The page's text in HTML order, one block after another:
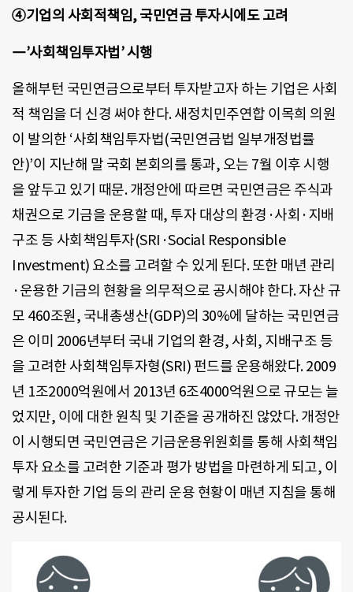
④기업의 사회적책임, 국민연금 투자시에도 고려
―’사회책임투자법’ 시행
올해부턴 국민연금으로부터 투자받고자 하는 기업은 사회
적 책임을 더 신경 써야 한다. 새정치민주연합 이목희 의원
이 발의한 ‘사회책임투자법(국민연금법 일부개정법률
안)’이 지난해 말 국회 본회의를 통과, 오는 7월 이후 시행
을 앞두고 있기 때문. 개정안에 따르면 국민연금은 주식과
채권으로 기금을 운용할 때, 투자 대상의 환경·사회·지배
구조 등 사회책임투자(SRI·Social Responsible
Investment) 요소를 고려할 수 있게 된다. 또한 매년 관리
·운용한 기금의 현황을 의무적으로 공시해야 한다. 자산 규
모 460조원, 국내총생산(GDP)의 30%에 달하는 국민연금
은 이미 2006년부터 국내 기업의 환경, 사회, 지배구조 등
을 고려한 사회책임투자형(SRI) 펀드를 운용해왔다. 2009
년 1조2000억원에서 2013년 6조4000억원으로 규모는 늘
었지만, 이에 대한 원칙 및 기준을 공개하진 않았다. 개정안
이 시행되면 국민연금은 기금운용위원회를 통해 사회책임
투자 요소를 고려한 기준과 평가 방법을 마련하게 되고, 이
렇게 투자한 기업 등의 관리 운용 현황이 매년 지침을 통해
공시된다.